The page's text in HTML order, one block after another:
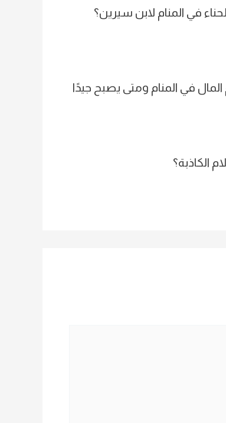
في المنام لابن سيرين؟
في المنام ومتى يصبح جيدًا
الكاذبة؟